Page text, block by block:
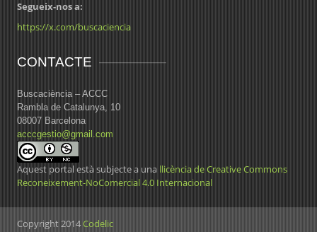
Segueix-nos a:
https://x.com/buscaciencia
CONTACTE
Buscaciència – ACCC
Rambla de Catalunya, 10
08007 Barcelona
acccgestio@gmail.com
Aquest portal està subjecte a una llicència de Creative Commons
Reconeixement-NoComercial 4.0 Internacional
Copyright 2014Codelic